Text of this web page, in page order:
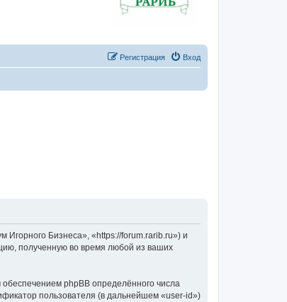
Вход
Регистрация
Бизнеса», «https://forum.rarib.ru») и
полученную во время любой из ваших
phpBB определённого числа
пользователя (в дальнейшем «user-id»)